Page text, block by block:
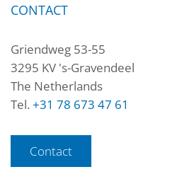
CONTACT
Griendweg 53-55
3295 KV 's-Gravendeel
The Netherlands
Tel. +31 78 673 47 61
Contact